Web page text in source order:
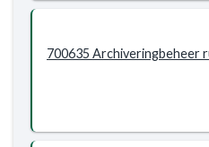
700635 Archiveringbeheer